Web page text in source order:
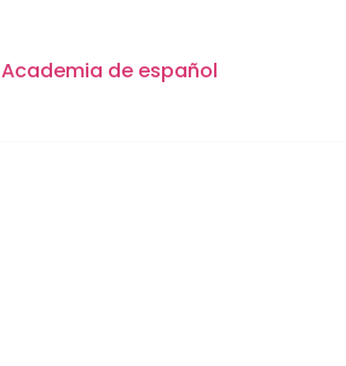
Academia de español